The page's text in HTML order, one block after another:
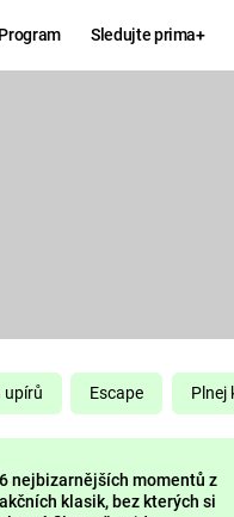
Sledujte prima+
upírů Escape Plnej
6 nejbizarnějších momentů z
akčních klasik, bez kterých si